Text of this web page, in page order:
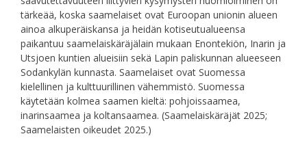
tärkeää, koska saamelaiset ovat Euroopan unionin alueen
ainoa alkuperäiskansa ja heidän kotiseutualueensa
paikantuu saamelaiskäräjälain mukaan Enontekiön, Inarin ja
Utsjoen kuntien alueisiin sekä Lapin paliskunnan alueeseen
Sodankylän kunnasta. Saamelaiset ovat Suomessa
kielellinen ja kulttuurillinen vähemmistö. Suomessa
käytetään kolmea saamen kieltä: pohjoissaamea,
inarinsaamea ja koltansaamea. (Saamelaiskäräjät 2025;
Saamelaisten oikeudet 2025.)